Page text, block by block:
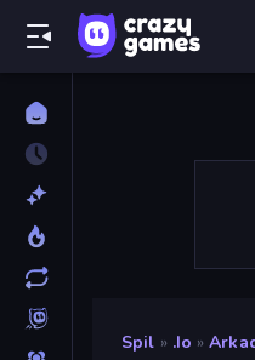
Spil » .io »